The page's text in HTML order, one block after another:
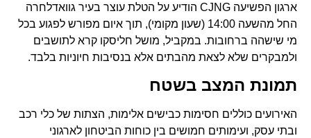
ארגון הפשיעה CJNG הודיע על הטלת עוצר בעיר גוואדלחרה
החל מהשעה 14:00 (שעון מקומי), תוך איום מפורש לפגוע בכל
מי שישהה ברחובות. במקביל, מושל חליסקו קרא לתושבים
ולמבקרים שלא לצאת מהבתים אלא בנסיבות חיוניות בלבד.
תמונת המצב בשטח
האירועים כוללים חסימות כבישים אלימות, הצתות של כלי רכב
ובתי עסק, ועימותים חמושים בין כוחות הביטחון לארגוני